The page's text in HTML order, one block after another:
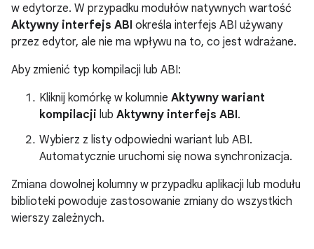
w edytorze. W przypadku modułów natywnych wartość
Aktywny interfejs ABI określa interfejs ABI używany
przez edytor, ale nie ma wpływu na to, co jest wdrażane.
Aby zmienić typ kompilacji lub ABI:
Kliknij komórkę w kolumnie Aktywny wariant
kompilacji lub Aktywny interfejs ABI.
Wybierz z listy odpowiedni wariant lub ABI.
Automatycznie uruchomi się nowa synchronizacja.
Zmiana dowolnej kolumny w przypadku aplikacji lub modułu
biblioteki powoduje zastosowanie zmiany do wszystkich
wierszy zależnych.